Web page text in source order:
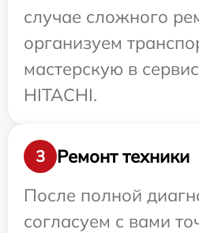
случае сложного
организуем
мастерскую в
HITACHI.
3
Ремонт техники
После полной
согласуем с вами